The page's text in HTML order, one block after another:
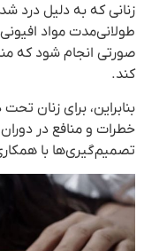
زنانی که به دلیل درد
طولانی‌مدت مواد افیونی
صورتی انجام شود که
کند.
بنابراین، برای زنان
خطرات و منافع در
تصمیم‌گیری‌ها با